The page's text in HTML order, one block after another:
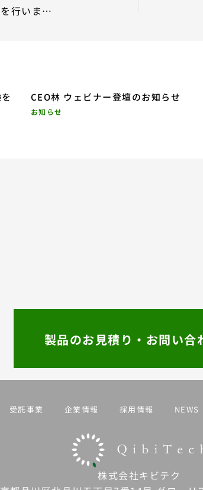
KDDIの５G通信システム下でHATSの実証実験を行いました
CEO林 ウェビナー登壇のお知らせ
お知らせ
製品のお見積り・お問い合
受託事業 企業情報 採用情報 NEWS
株式会社キビテク